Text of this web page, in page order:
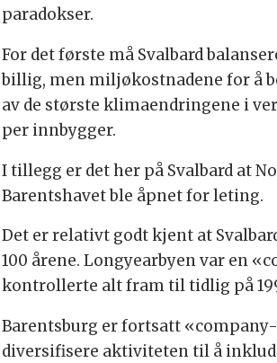
paradokser.
For det første må Svalbard
billig, men miljøkostnadene for å
av de største klimaendringene i
per innbygger.
I tillegg er det her på Svalbard at
Barentshavet ble åpnet for leting.
Det er relativt godt kjent at
100 årene. Longyearbyen var en
kontrollerte alt fram til tidlig på
Barentsburg er fortsatt
diversifisere aktiviteten til å